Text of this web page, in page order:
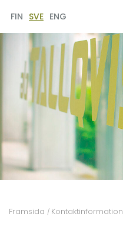
FIN SVE ENG
Framsida / Kontaktinformation